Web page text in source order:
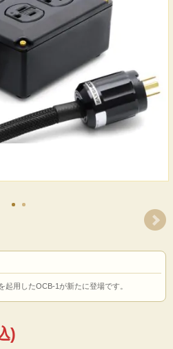
起用したOCB-1が新たに登場です。
)